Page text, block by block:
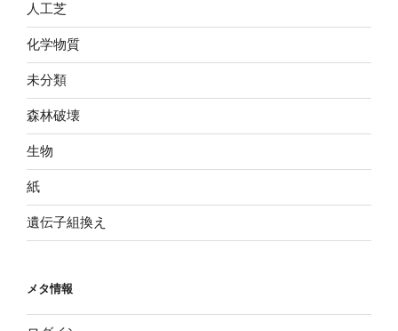
人工芝
化学物質
未分類
森林破壊
生物
紙
遺伝子組換え
メタ情報